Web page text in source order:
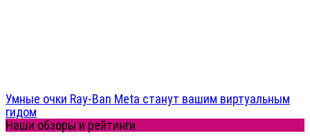
Умные очки Ray-Ban Meta станут вашим виртуальным
гидом
Наши обзоры и рейтинги